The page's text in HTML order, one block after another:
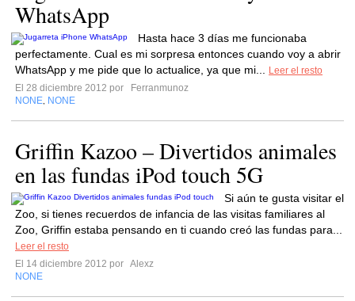
WhatsApp
Hasta hace 3 días me funcionaba
perfectamente. Cual es mi sorpresa entonces cuando voy a abrir
WhatsApp y me pide que lo actualice, ya que mi...
Leer el resto
El 28 diciembre 2012 por
Ferranmunoz
NONE NONE
Griffin Kazoo – Divertidos animales
en las fundas iPod touch 5G
Si aún te gusta visitar el
Zoo, si tienes recuerdos de infancia de las visitas familiares al
Zoo, Griffin estaba pensando en ti cuando creó las fundas para...
Leer el resto
El 14 diciembre 2012 por Alexz
NONE